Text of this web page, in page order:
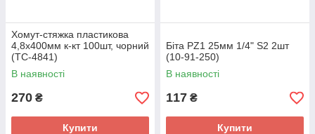
Хомут-стяжка пластикова
4,8x400мм к-кт 100шт, чорний
(TC-4841)
В наявності
270 ₴
Купити
Біта PZ1 25мм 1/4" S2 2шт
(10-91-250)
В наявності
117 ₴
Купити